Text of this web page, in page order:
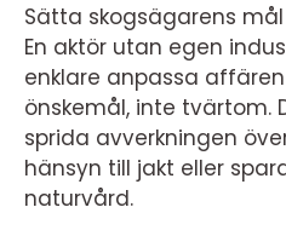
Sätta skogsägarens
En aktör utan egen
enklare anpassa
önskemål, inte tvärtom.
sprida avverkningen
hänsyn till jakt eller
naturvård.